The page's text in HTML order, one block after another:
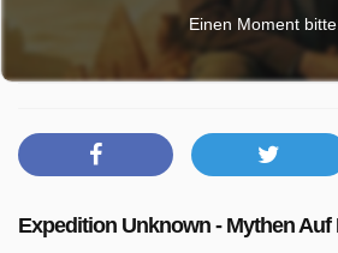
Einen Moment
Expedition Unknown - Mythen Auf